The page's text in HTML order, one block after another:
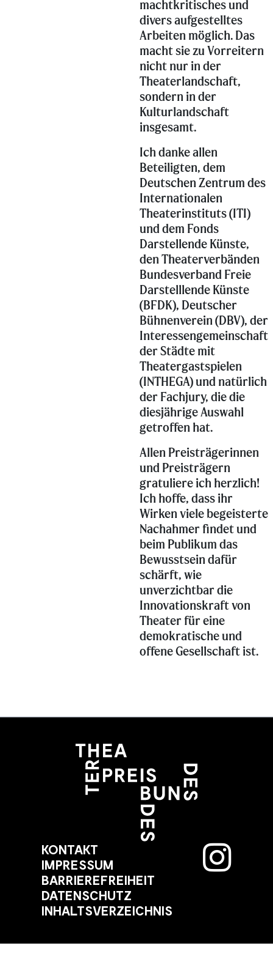
machtkritisches und
divers aufgestelltes
Arbeiten möglich. Das
macht sie zu Vorreitern
nicht nur in der
Theaterlandschaft,
sondern in der
Kulturlandschaft
insgesamt.
Ich danke allen
Beteiligten, dem
Deutschen Zentrum des
Internationalen
Theaterinstituts (ITI)
und dem Fonds
Darstellende Künste,
den Theaterverbänden
Bundesverband Freie
Darstelllende Künste
(BFDK), Deutscher
Bühnenverein (DBV), der
Interessengemeinschaft
der Städte mit
Theatergastspielen
(INTHEGA) und natürlich
der Fachjury, die die
diesjährige Auswahl
getroffen hat.
Allen Preisträgerinnen
und Preisträgern
gratuliere ich herzlich!
Ich hoffe, dass ihr
Wirken viele begeisterte
Nachahmer findet und
beim Publikum das
Bewusstsein dafür
schärft, wie
unverzichtbar die
Innovationskraft von
Theater für eine
demokratische und
offene Gesellschaft ist.
KONTAKT
IMPRESSUM
BARRIEREFREIHEIT
DATENSCHUTZ
INHALTSVERZEICHNIS